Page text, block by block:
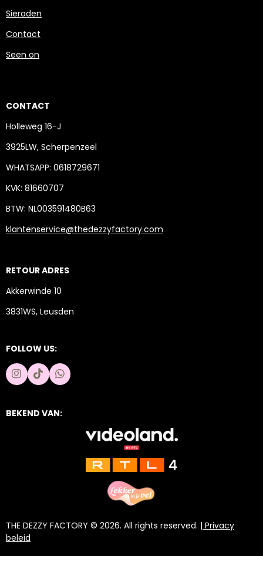
Sieraden
Contact
Seen on
CONTACT
Holleweg 16-J
3925LW, Scherpenzeel
WHATSAPP: 0618729671
KVK: 81660707
BTW: NL003591480B63
klantenservice@thedezzyfactory.com
RETOUR ADRES
Akkerwinde 10
3831WS, Leusden
FOLLOW US:
I
n
a
T
i
o
W
h
s
BEKEND VAN:
THE DEZZY FACTORY © 2026. All rights reserved. | Privacy
beleid